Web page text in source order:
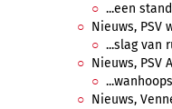
...een
Nieuws, PSV
...slag van
Nieuws, PSV
Nieuws,